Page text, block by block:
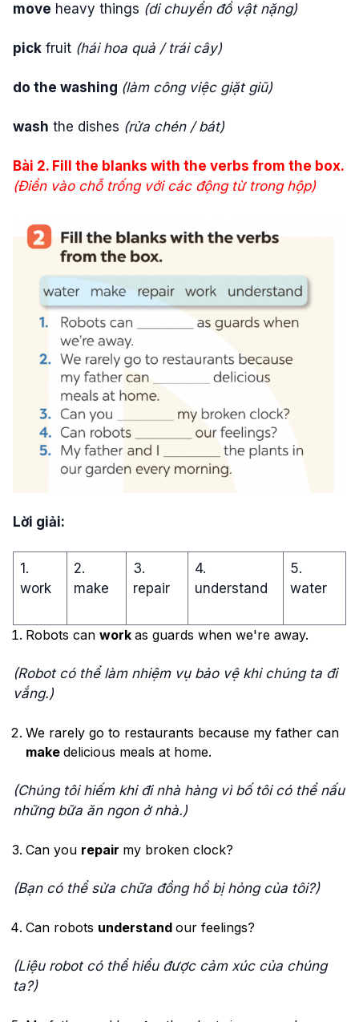
move heavy things (di chuyển đồ vật nặng)
pick fruit (hái hoa quả / trái cây)
do the washing (làm công việc giặt giũ)
wash the dishes (rửa chén / bát)
Bài 2. Fill the blanks with the verbs from the box.
(Điền vào chỗ trống với các động từ trong hộp)
Lời giải:
1.
work
2.
make
3.
repair
4.
understand
5.
water
Robots can work as guards when we're away.
(Robot có thể làm nhiệm vụ bảo vệ khi chúng ta đi
vắng.)
We rarely go to restaurants because my father can
make delicious meals at home.
(Chúng tôi hiếm khi đi nhà hàng vì bố tôi có thể nấu
những bữa ăn ngon ở nhà.)
Can you repair my broken clock?
(Bạn có thể sửa chữa đồng hồ bị hỏng của tôi?)
Can robots understand our feelings?
(Liệu robot có thể hiểu được cảm xúc của chúng
ta?)